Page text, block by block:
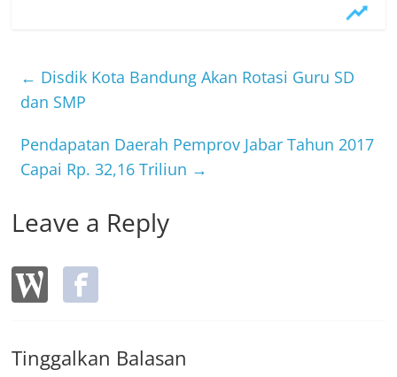
b
o
o
k
← Disdik Kota Bandung Akan Rotasi Guru SD
dan SMP
Pendapatan Daerah Pemprov Jabar Tahun 2017
Capai Rp. 32,16 Triliun →
Leave a Reply
Tinggalkan Balasan